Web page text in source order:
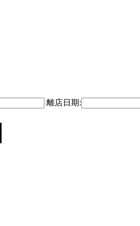
離店日期: